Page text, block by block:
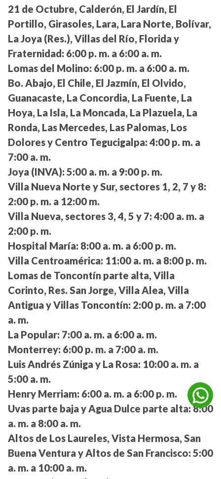
21 de Octubre, Calderón, El Jardín, El
Portillo, Girasoles, Lara, Lara Norte, Bolívar,
La Joya (Res.), Villas del Río, Florida y
Fraternidad: 6:00 p. m. a 6:00 a. m.
Lomas del Molino: 6:00 p. m. a 6:00 a. m.
Bo. Abajo, El Chile, El Jazmín, El Olvido,
Guanacaste, La Concordia, La Fuente, La
Hoya, La Isla, La Moncada, La Plazuela, La
Ronda, Las Mercedes, Las Palomas, Los
Dolores y Centro Tegucigalpa: 4:00 p. m. a
7:00 a. m.
Joya (INVA): 5:00 a. m. a 9:00 p. m.
Villa Nueva Norte y Sur, sectores 1, 2, 7 y 8:
2:00 p. m. a 12:00 m.
Villa Nueva, sectores 3, 4, 5 y 7: 4:00 a. m. a
2:00 p. m.
Hospital María: 8:00 a. m. a 6:00 p. m.
Villa Centroamérica: 11:00 a. m. a 8:00 p. m.
Lomas de Toncontín parte alta, Villa
Corinto, Res. San Jorge, Villa Alea, Villa
Antigua y Villas Toncontín: 2:00 p. m. a 7:00
a. m.
La Popular: 7:00 a. m. a 6:00 a. m.
Monterrey: 6:00 p. m. a 7:00 a. m.
Luis Andrés Zúniga y La Rosa: 10:00 a. m. a
5:00 a. m.
Henry Merriam: 6:00 a. m. a 6:00 p. m.
Uvas parte baja y Agua Dulce parte alta:8:00
a. m. a 8:00 a. m.
Altos de Los Laureles, Vista Hermosa, San
Buena Ventura y Altos de San Francisco: 5:00
a. m. a 10:00 a. m.